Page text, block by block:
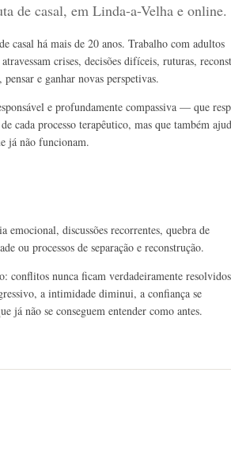
de casal, em Linda-a-Velha e online.
casal há mais de 20 anos. Trabalho com adultos
crises, decisões difíceis, ruturas,
e ganhar novas perspetivas.
e profundamente compassiva — que
cada processo terapêutico, mas que também
já não funcionam.
emocional, discussões recorrentes, quebra de
ou processos de separação e reconstrução.
conflitos nunca ficam verdadeiramente
a intimidade diminui, a confiança se
já não se conseguem entender como antes.